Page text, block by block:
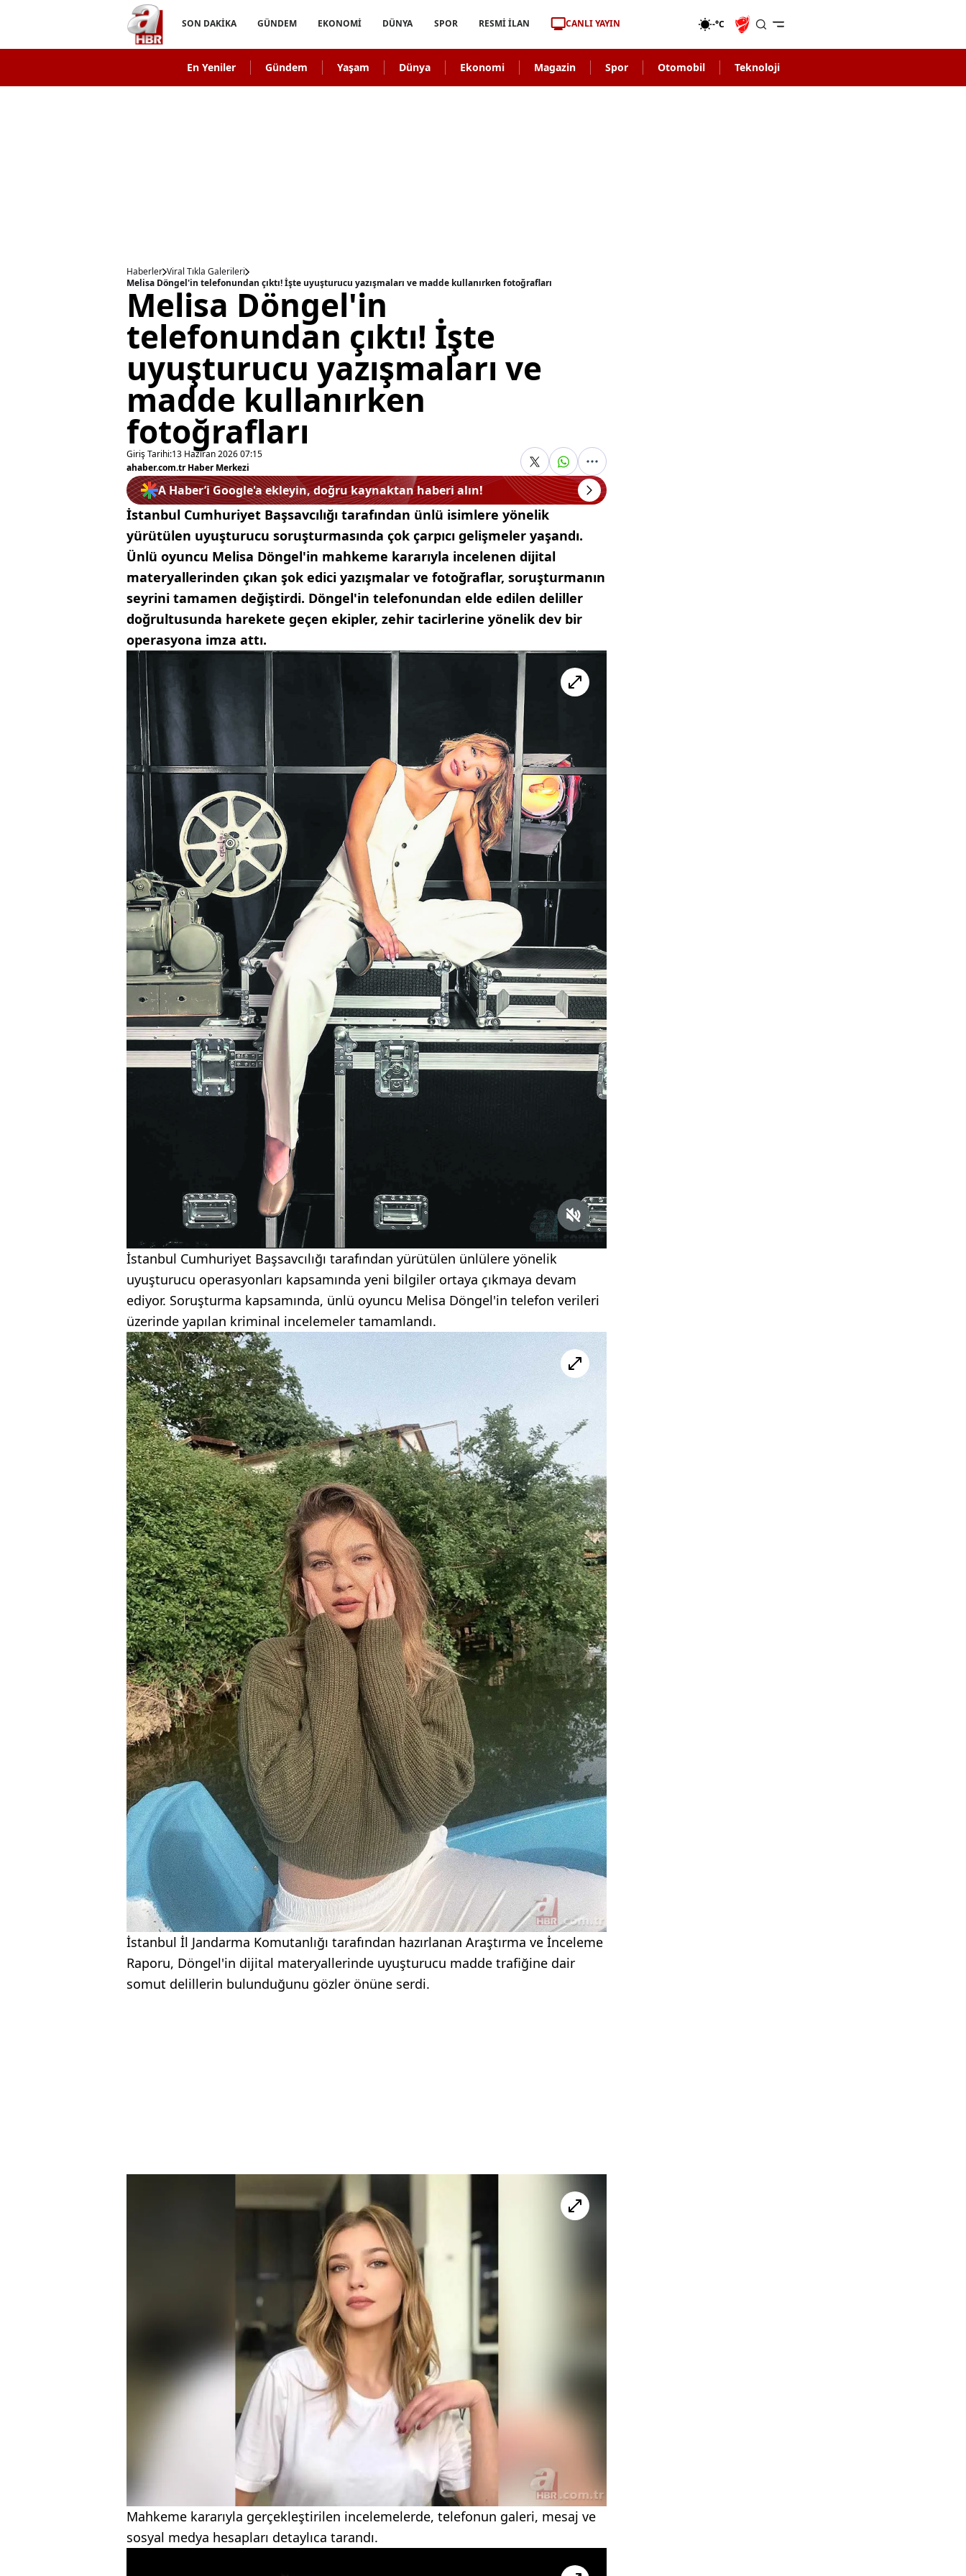
SON DAKİKA GÜNDEM EKONOMİ DÜNYA SPOR RESMİ İLAN CANLI YAYIN -°C
En Yeniler Gündem Yaşam Dünya Ekonomi Magazin Spor Otomobil Teknoloji
Haberler Viral Tıkla Galerileri
Melisa Döngel'in telefonundan çıktı! İşte uyuşturucu yazışmaları ve madde kullanırken fotoğrafları
Melisa Döngel'in
telefonundan çıktı! İşte
uyuşturucu yazışmaları ve
madde kullanırken
fotoğrafları
Giriş Tarihi:13 Haziran 2026 07:15
ahaber.com.tr Haber Merkezi
A Haber’i Google'a ekleyin, doğru kaynaktan haberi alın!
İstanbul Cumhuriyet Başsavcılığı tarafından ünlü isimlere yönelik
yürütülen uyuşturucu soruşturmasında çok çarpıcı gelişmeler yaşandı.
Ünlü oyuncu Melisa Döngel'in mahkeme kararıyla incelenen dijital
materyallerinden çıkan şok edici yazışmalar ve fotoğraflar, soruşturmanın
seyrini tamamen değiştirdi. Döngel'in telefonundan elde edilen deliller
doğrultusunda harekete geçen ekipler, zehir tacirlerine yönelik dev bir
operasyona imza attı.
İstanbul Cumhuriyet Başsavcılığı tarafından yürütülen ünlülere yönelik
uyuşturucu operasyonları kapsamında yeni bilgiler ortaya çıkmaya devam
ediyor. Soruşturma kapsamında, ünlü oyuncu Melisa Döngel'in telefon verileri
üzerinde yapılan kriminal incelemeler tamamlandı.
İstanbul İl Jandarma Komutanlığı tarafından hazırlanan Araştırma ve İnceleme
Raporu, Döngel'in dijital materyallerinde uyuşturucu madde trafiğine dair
somut delillerin bulunduğunu gözler önüne serdi.
Mahkeme kararıyla gerçekleştirilen incelemelerde, telefonun galeri, mesaj ve
sosyal medya hesapları detaylıca tarandı.